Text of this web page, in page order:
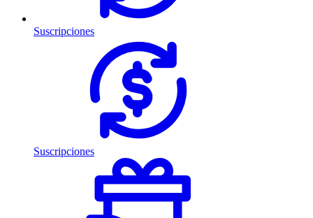
Suscripciones
Suscripciones